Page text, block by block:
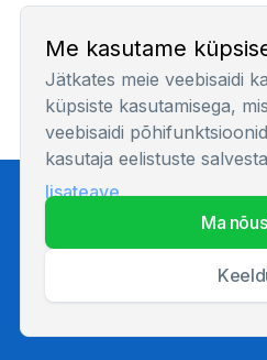
Me kasutame
Jätkates meie veebisaidi
küpsiste kasutamisega,
veebisaidi
kasutaja eelistuste
lisateave
ma
© 2026 Kõik õigused